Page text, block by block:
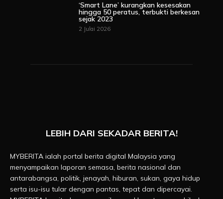
‘Smart Lane’ kurangkan kesesakan
hingga 50 peratus, terbukti berkesan
sejak 2023
2 Julai 2026
LEBIH DARI SEKADAR BERITA!
MYBERITA ialah portal berita digital Malaysia yang
menyampaikan laporan semasa, berita nasional dan
antarabangsa, politik, jenayah, hiburan, sukan, gaya hidup
serta isu-isu tular dengan pantas, tepat dan dipercayai.